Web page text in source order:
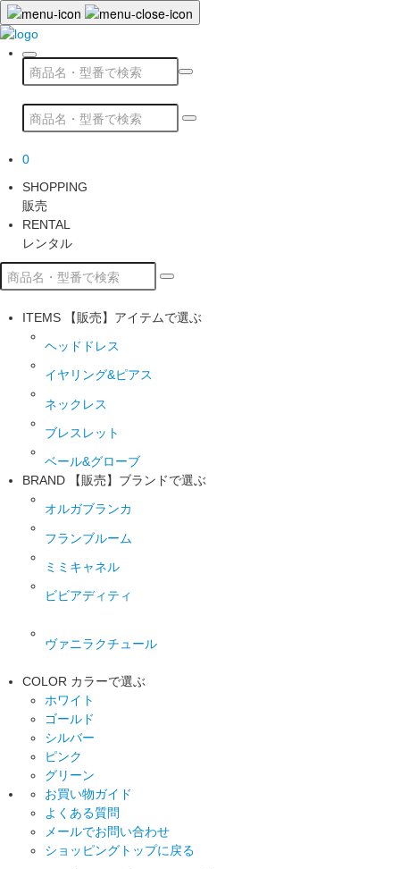
0
SHOPPING
販売
RENTAL
レンタル
ITEMS 【販売】アイテムで選ぶ
ヘッドドレス
イヤリング&ピアス
ネックレス
ブレスレット
ベール&グローブ
BRAND
【販売】ブランドで選ぶ
オルガブランカ
フランブルーム
ミミキャネル
ビビアディティ
ヴァニラクチュール
COLOR カラーで選ぶ
ホワイト
ゴールド
シルバー
ピンク
グリーン
お買い物ガイド
よくある質問
メールでお問い合わせ
ショッピングトップに戻る